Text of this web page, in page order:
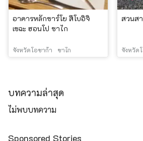
อาคารหลักซาร์โย สึโบอิจิ
เซฉะ ฮอนโป ซาไก
จังหวัดโอซาก้า ซาไก
สวนส
จังหวัด
บทความล่าสุด
ไม่พบบทความ
Sponsored Stories